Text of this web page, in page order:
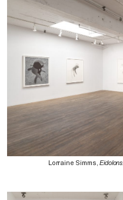
Lorraine Simms,Eidolons